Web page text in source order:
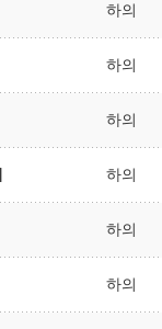
하의
하의
하의
하의
하의
하의